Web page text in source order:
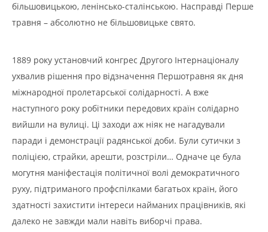
більшовицькою, ленінсько-сталінською. Насправді Перше
травня – абсолютно не більшовицьке свято.
1889 року установчий конгрес Другого Інтернаціоналу
ухвалив рішення про відзначення Першотравня як дня
міжнародної пролетарської солідарності. А вже
наступного року робітники передових країн солідарно
вийшли на вулиці. Ці заходи аж ніяк не нагадували
паради і демонстрації радянської доби. Були сутички з
поліцією, страйки, арешти, розстріли… Одначе це була
могутня маніфестація політичної волі демократичного
руху, підтриманого профспілками багатьох країн, його
здатності захистити інтереси найманих працівників, які
далеко не завжди мали навіть виборчі права.